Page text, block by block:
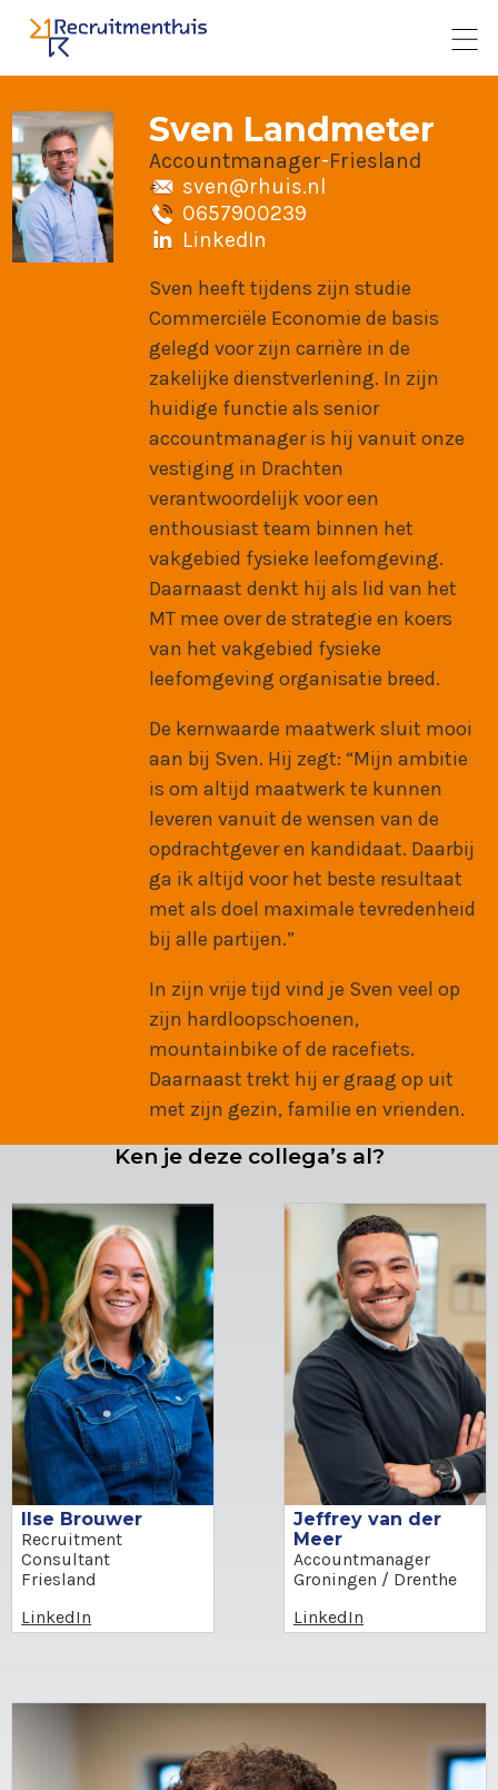
Sven Landmeter
Accountmanager-Friesland
sven@rhuis.nl
0657900239
LinkedIn
Sven heeft tijdens zijn studie
Commerciële Economie de basis
gelegd voor zijn carrière in de
zakelijke dienstverlening. In zijn
huidige functie als senior
accountmanager is hij vanuit onze
vestiging in Drachten
verantwoordelijk voor een
enthousiast team binnen het
vakgebied fysieke leefomgeving.
Daarnaast denkt hij als lid van het
MT mee over de strategie en koers
van het vakgebied fysieke
leefomgeving organisatie breed.
De kernwaarde maatwerk sluit mooi
aan bij Sven. Hij zegt: “Mijn ambitie
is om altijd maatwerk te kunnen
leveren vanuit de wensen van de
opdrachtgever en kandidaat. Daarbij
ga ik altijd voor het beste resultaat
met als doel maximale tevredenheid
bij alle partijen.”
In zijn vrije tijd vind je Sven veel op
zijn hardloopschoenen,
mountainbike of de racefiets.
Daarnaast trekt hij er graag op uit
met zijn gezin, familie en vrienden.
Ken je deze collega’s al?
Ilse Brouwer
Recruitment
Consultant
Friesland
LinkedIn
Jeffrey van der
Meer
Accountmanager
Groningen / Drenthe
LinkedIn